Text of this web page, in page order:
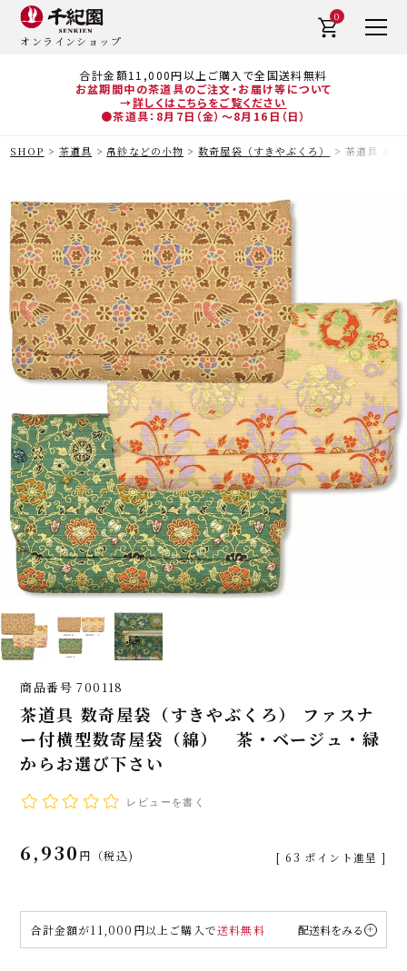
合計金額11,000円以上ご購入で全国送料無料
お盆期間中の茶道具のご注文・お届け等について
→詳しくはこちらをご覧ください
●茶道具：8月7日（金）～8月16日（日）
オンラインショップ
0
SHOP 茶道具 帛紗などの小物 数奇屋袋（すきやぶくろ） 茶道具 数
商品番号 700118
茶道具 数奇屋袋（すきやぶくろ） ファスナ
ー付横型数寄屋袋（綿） 茶・ベージュ・緑
からお選び下さい
レビューを書く
6,930 税込 [ 63 ポイント進呈 ]
合計金額が11,000円以上ご購入で送料無料 配送料をみる